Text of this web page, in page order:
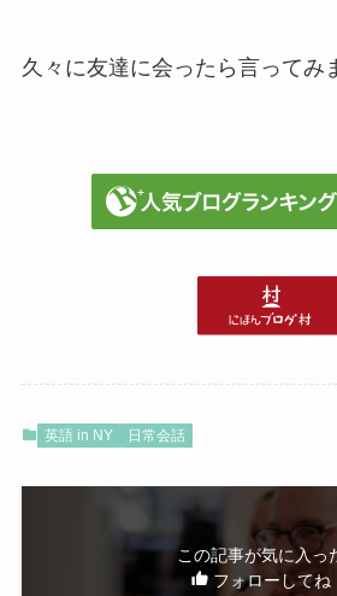
久々に友達に会ったら言ってみ
英語 in NY 日常会話
この記事が気に入っ
フォローしてね